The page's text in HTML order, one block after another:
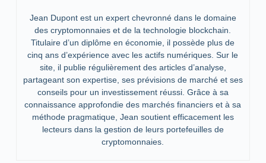
Jean Dupont est un expert chevronné dans le domaine
des cryptomonnaies et de la technologie blockchain.
Titulaire d’un diplôme en économie, il possède plus de
cinq ans d’expérience avec les actifs numériques. Sur le
site, il publie régulièrement des articles d’analyse,
partageant son expertise, ses prévisions de marché et ses
conseils pour un investissement réussi. Grâce à sa
connaissance approfondie des marchés financiers et à sa
méthode pragmatique, Jean soutient efficacement les
lecteurs dans la gestion de leurs portefeuilles de
cryptomonnaies.